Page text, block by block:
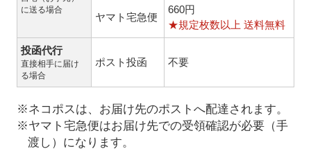
に送る場合
ヤマト宅急便
660円
★規定枚数以上 送料無料
投函代行
直接相手に届け
る場合
ポスト投函 不要
※ネコポスは、お届け先のポストへ配達されます。
※ヤマト宅急便はお届け先での受領確認が必要（手
渡し）になります。